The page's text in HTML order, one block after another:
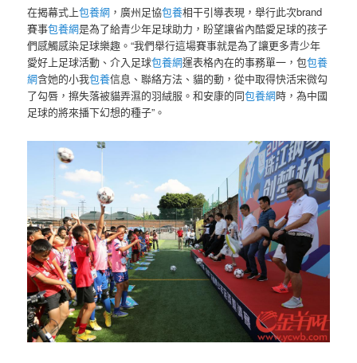
在揭幕式上包養網 ，廣州足協包養相干引導表現，舉行此次brand
賽事包養網是為了給青少年足球助力，盼望讓省內酷愛足球的孩子
們感觸感染足球樂趣。“我們舉行這場賽事就是為了讓更多青少年
愛好上足球活動、介入足球包養網運表格內在的事務單一，包包養
網含她的小我包養信息、聯絡方法、貓的動，從中取得快活宋微勾
了勾唇，擦失落被貓弄濕的羽絨服。和安康的同包養網時，為中國
足球的將來播下幻想的種子”。